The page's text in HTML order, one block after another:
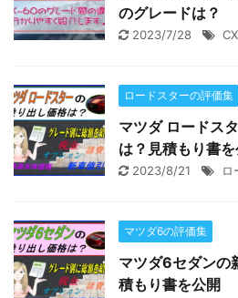
のグレードは？
2023/7/28
ロードスターの評価集
マツダ ロードス
は？見積もり書を
2023/8/21 ロ
マツダ6の評価集
マツダ6セダンの
積もり書を公開